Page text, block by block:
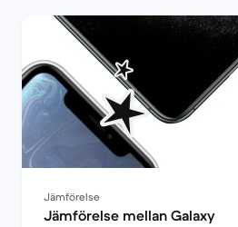
Jämförelse
Jämförelse mellan Galaxy